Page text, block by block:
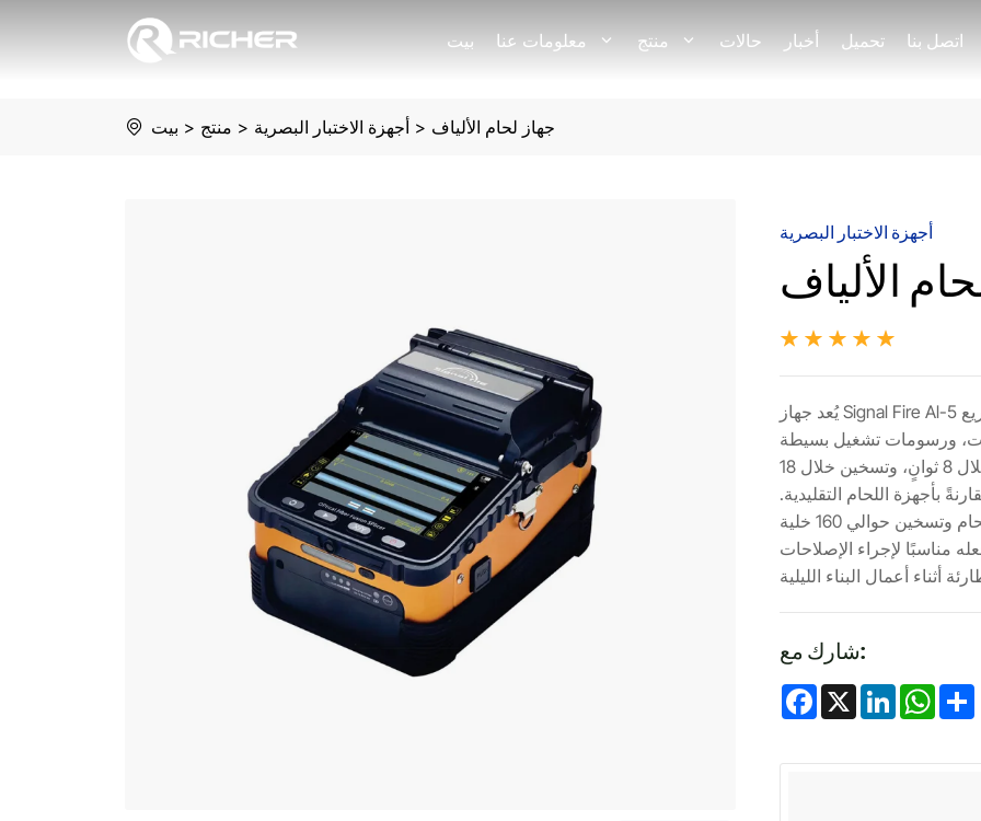
بيت حالات أخبار تحميل اتصل بنا
Fusion
splicer
بيت > منتج > أجهزة الاختبار البصرية > جهاز لحام الألياف
أجهزة الاختبار البصرية
يُعد جهاز Signal Fire Al-5 مناسبًا بشكل أساسي للمراقبة الأمنية والمشاريع
يتميز بشاشة ملونة قياس 5 بوصات، ورسومات تشغيل بسيطة
وبديهية، وتكبير يصل إلى 320 ضعفًا، ولحام سريع خلال 8 ثوانٍ، وتسخين خلال 18
يزيد من كفاءة العمل بنسبة 50% مقارنةً بأجهزة اللحام التقليدية.
تستطيع بطارية الليثيوم بسعة 5200 مللي أمبير لحام وتسخين حوالي 160 خلية
مناسبًا لإجراء الإصلاحات
شارك مع:
Facebook
X LinkedIn